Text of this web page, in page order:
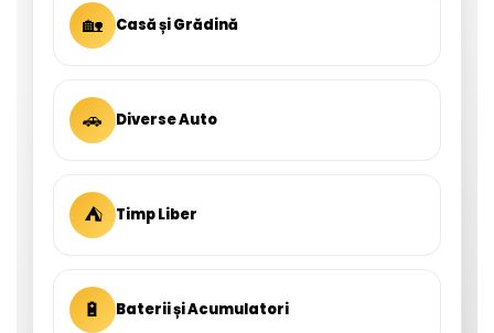
🏡 Casă și Grădină
🚗 Diverse Auto
⛺ Timp Liber
🔋 Baterii și Acumulatori